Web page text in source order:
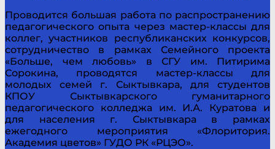
Проводится большая работа по распространению
педагогического опыта через мастер-классы для
коллег, участников республиканских конкурсов,
сотрудничество в рамках Семейного проекта
«Больше, чем любовь» в СГУ им. Питирима
Сорокина, проводятся мастер-классы для
молодых семей г. Сыктывкара, для студентов
КПОУ Сыктывкарского гуманитарного
педагогического колледжа им. И.А. Куратова и
для населения г. Сыктывкара в рамках
ежегодного мероприятия «Флоритория.
Академия цветов» ГУДО РК «РЦЭО».